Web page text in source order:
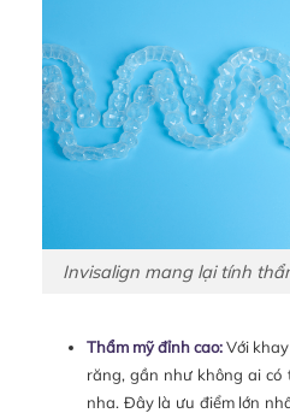
Invisalign mang lại tính
Thẩm mỹ đỉnh cao:Với khay
răng, gần như không ai
nha. Đây là ưu điểm lớn